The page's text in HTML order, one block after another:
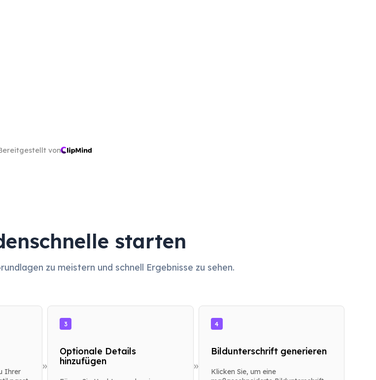
von
starten
zu meistern und schnell Ergebnisse zu sehen.
Ihrer
»
3
Optionale Details
hinzufügen
»
4
Bildunterschrift generieren
Klicken Sie, um eine